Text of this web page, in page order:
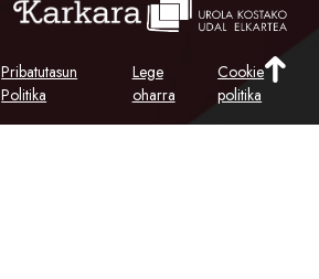
Pribatutasun
Politika
Lege
oharra
Cookie
politika